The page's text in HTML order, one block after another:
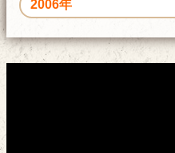
2006年